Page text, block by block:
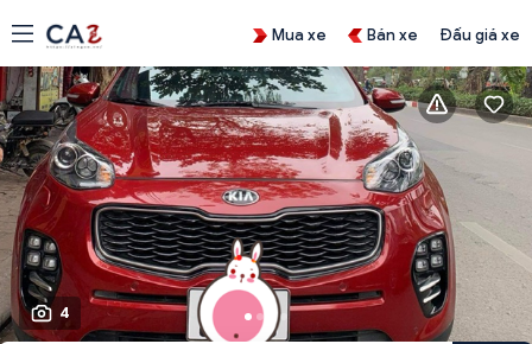
Mua xe Bán xe Đấu giá xe
4